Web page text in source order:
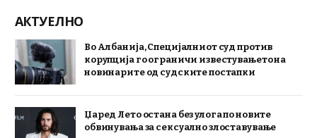
АКТУЕЛНО
Во Албанија, Специјалниот суд против
корупција го ограничи известувањето на
новинарите од судските постапки
Џаред Лето остана без улога по новите
обвинувања за сексуално злоставување